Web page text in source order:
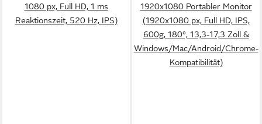
1080 px, Full HD, 1 ms
Reaktionszeit, 520 Hz, IPS)
1920x1080 Portabler Monitor
(1920x1080 px, Full HD, IPS,
600g, 180°, 13,3-17,3 Zoll &
Windows/Mac/Android/Chrome-
Kompatibilität)